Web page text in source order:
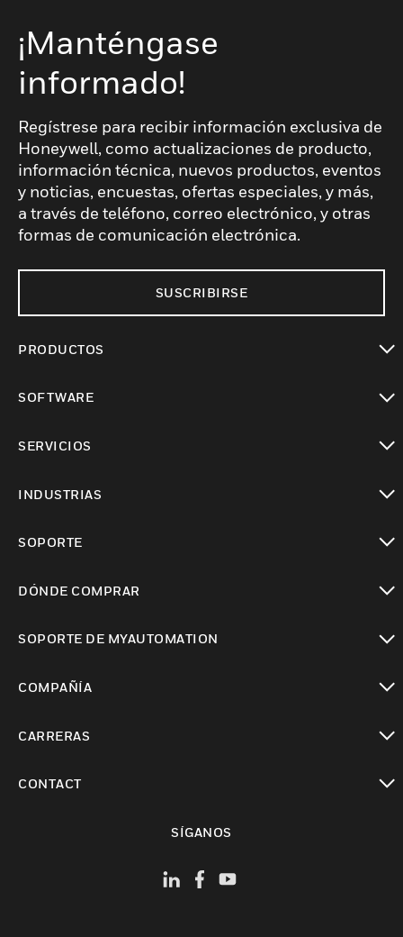
¡Manténgase
informado!
Regístrese para recibir información exclusiva de
Honeywell, como actualizaciones de producto,
información técnica, nuevos productos, eventos
y noticias, encuestas, ofertas especiales, y más,
a través de teléfono, correo electrónico, y otras
formas de comunicación electrónica.
SUSCRIBIRSE
PRODUCTOS
SOFTWARE
SERVICIOS
INDUSTRIAS
SOPORTE
DÓNDE COMPRAR
SOPORTE DE MYAUTOMATION
COMPAÑÍA
CARRERAS
CONTACT
SÍGANOS